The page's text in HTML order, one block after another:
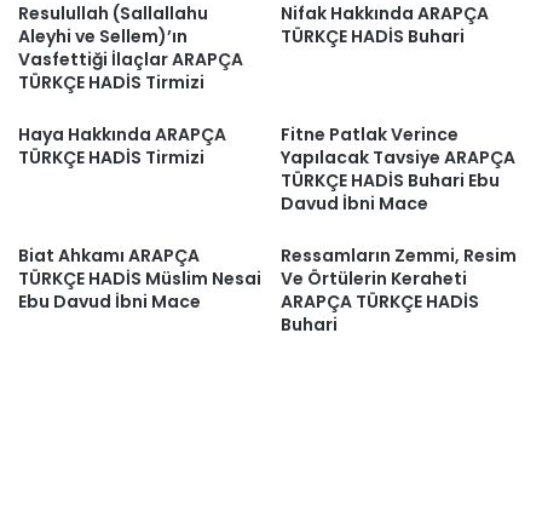
Resulullah (Sallallahu
Aleyhi ve Sellem)’ın
Vasfettiği İlaçlar ARAPÇA
TÜRKÇE HADİS Tirmizi
Nifak Hakkında ARAPÇA
TÜRKÇE HADİS Buhari
Haya Hakkında ARAPÇA
TÜRKÇE HADİS Tirmizi
Fitne Patlak Verince
Yapılacak Tavsiye ARAPÇA
TÜRKÇE HADİS Buhari Ebu
Davud İbni Mace
Biat Ahkamı ARAPÇA
TÜRKÇE HADİS Müslim Nesai
Ebu Davud İbni Mace
Ressamların Zemmi, Resim
Ve Örtülerin Keraheti
ARAPÇA TÜRKÇE HADİS
Buhari